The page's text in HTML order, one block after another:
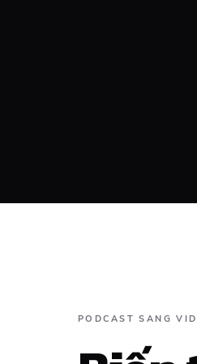
PODCAST SANG